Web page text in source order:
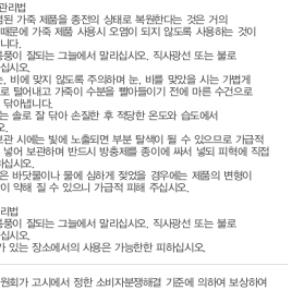
리법
된 가죽 제품을 종전의 상태로 복원한다는 것은 거의
문에 가죽 제품 사용시 오염이 되지 않도록 사용하는 것이
다.
이 잘되는 그늘에서 말리십시오. 직사광선 또는 불로
시오.
비에 맞지 않도록 주의하며 눈, 비를 맞았을 시는 가볍게
털어내고 가죽이 수분을 빨아들이기 전에 마른 수건으로
아냅니다.
솔로 잘 닦아 손질한 후 적당한 온도와 습도에서
.
시에는 빛에 노출되면 부분 탈색이 될 수 있으므로 가급적
넣어 보관하며 반드시 방충제를 종이에 싸서 넣되 피혁에 직접
시오.
바닷물이나 물에 심하게 젖었을 경우에는 제품의 변형이
약해 질 수 있으니 가급적 피해 주십시오.
법
풍이 잘되는 그늘에서 말리십시오. 직사광선 또는 불로
시오.
있는 장소에서의 사용은 가능한한 피하십시오.
회가 고시에서 정한 소비자분쟁해결 기준에 의하여 보상하여